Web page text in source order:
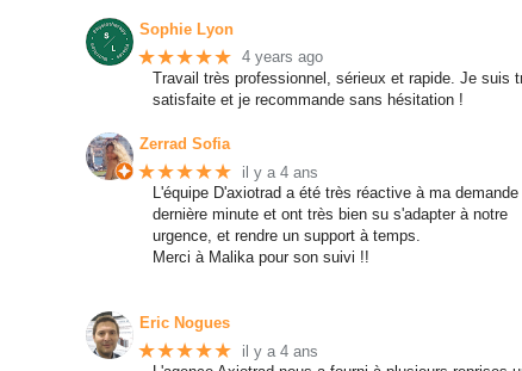
Sophie Lyon
★★★★★ 4 years ago
Travail très professionnel, sérieux et rapide. Je suis
satisfaite et je recommande sans hésitation !
Zerrad Sofia
★★★★★
il y a 4 ans
L'équipe D'axiotrad a été très réactive à ma demande
dernière minute et ont très bien su s'adapter à notre
urgence, et rendre un support à temps.
Merci à Malika pour son suivi !!
Eric Nogues
★★★★★
il y a 4 ans